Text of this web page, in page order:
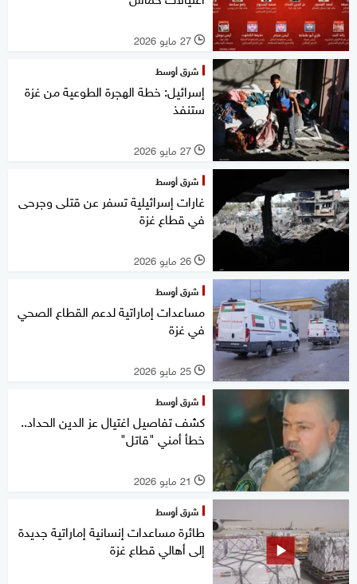
l 27 مايو 2026
شرق أوسط
إسرائيل: خطة الهجرة الطوعية من غزة
ستنفذ
l 27 مايو 2026
شرق أوسط
غارات إسرائيلية تسفر عن قتلى وجرحى
في قطاع غزة
l 26 مايو 2026
شرق أوسط
مساعدات إماراتية لدعم القطاع الصحي
في غزة
l 25 مايو 2026
شرق أوسط
كشف تفاصيل اغتيال عز الدين الحداد..
خطأ أمني "قاتل"
l 21 مايو 2026
شرق أوسط
طائرة مساعدات إنسانية إماراتية جديدة
إلى أهالي قطاع غزة